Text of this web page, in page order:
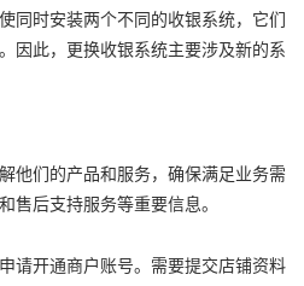
同时安装两个不同的收银系统，它们
因此，更换收银系统主要涉及新的系
他们的产品和服务，确保满足业务需
售后支持服务等重要信息。
请开通商户账号。需要提交店铺资料